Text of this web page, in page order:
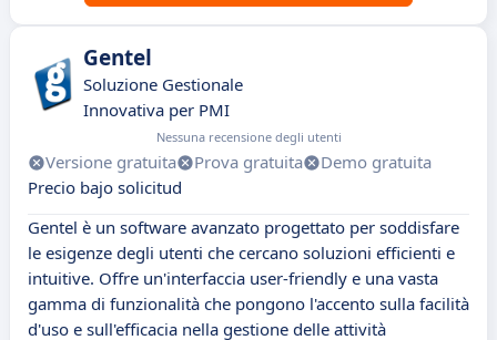
Gentel
Soluzione Gestionale
Innovativa per PMI
Nessuna recensione degli utenti
Versione gratuita Prova gratuita
Demo gratuita
Precio bajo solicitud
Gentel è un software avanzato progettato per soddisfare
le esigenze degli utenti che cercano soluzioni efficienti e
intuitive. Offre un'interfaccia user-friendly e una vasta
gamma di funzionalità che pongono l'accento sulla facilità
d'uso e sull'efficacia nella gestione delle attività